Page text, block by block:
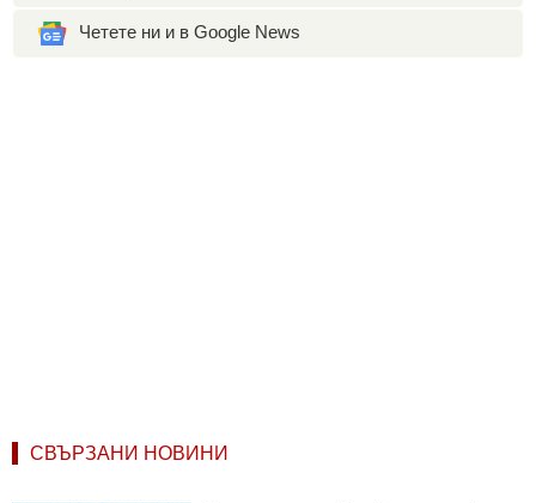
Четете ни и в Google News
СВЪРЗАНИ НОВИНИ